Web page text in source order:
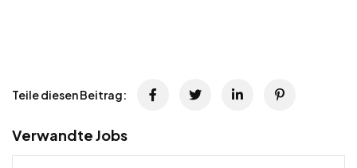
Teile diesen Beitrag:
Verwandte Jobs